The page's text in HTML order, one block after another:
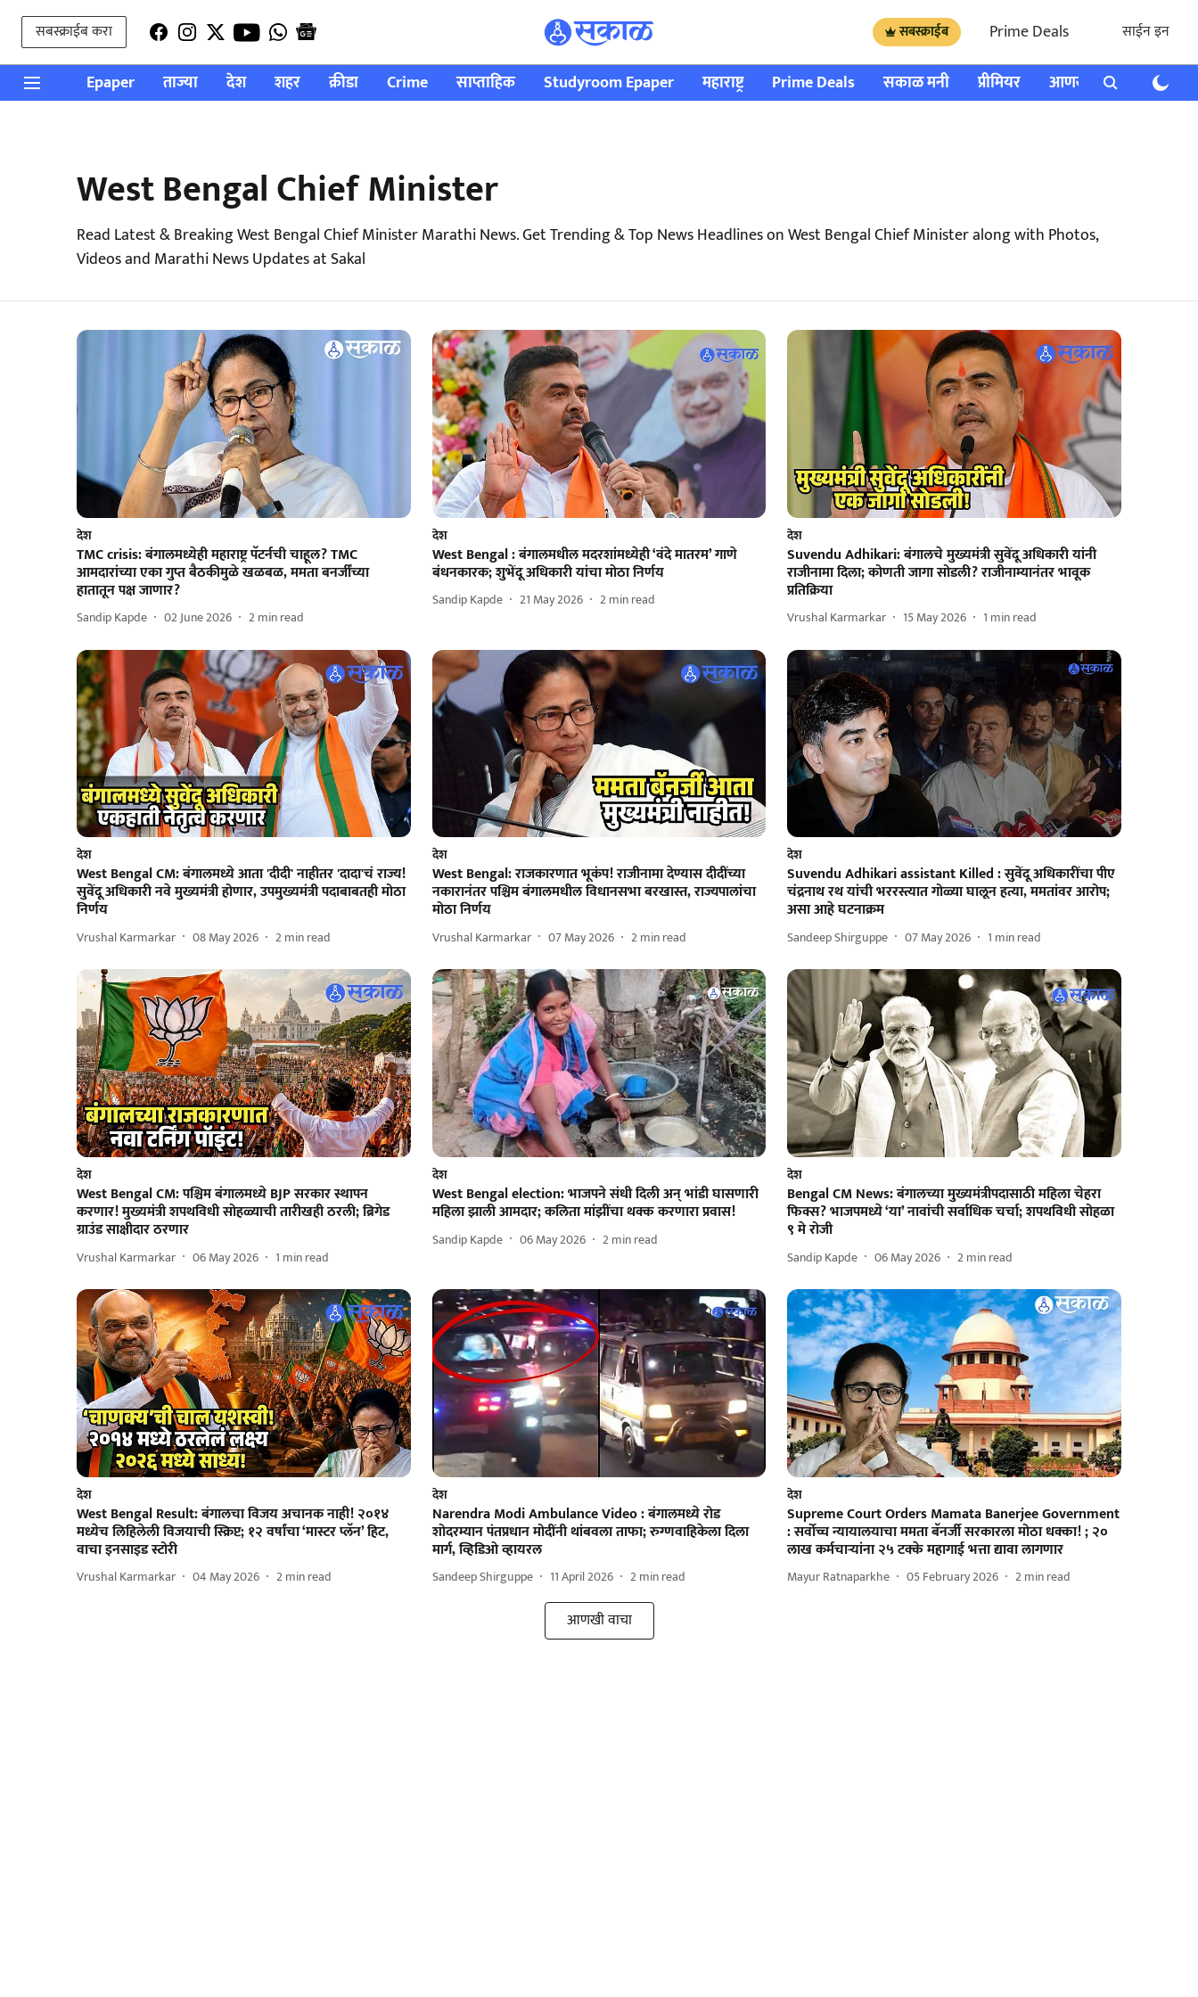
सबस्क्राईब करा सबस्क्राईब Prime Deals साईन इन
Epaper ताज्या देश शहर क्रीडा Crime साप्ताहिक Studyroom Epaper महाराष्ट्र Prime Deals सकाळ मनी प्रीमियर आणखी राशी भविष्य
West Bengal Chief Minister
Read Latest & Breaking West Bengal Chief Minister Marathi News. Get Trending & Top News Headlines on West Bengal Chief Minister along with Photos,
Videos and Marathi News Updates at Sakal
देश
TMC crisis: बंगालमध्येही महाराष्ट्र पॅटर्नची चाहूल? TMC
आमदारांच्या एका गुप्त बैठकीमुळे खळबळ, ममता बनर्जींच्या
हातातून पक्ष जाणार?
Sandip Kapde 02 June 2026 2min read
देश
West Bengal : बंगालमधील मदरशांमध्येही ‘वंदे मातरम’ गाणे
बंधनकारक; शुभेंदू अधिकारी यांचा मोठा निर्णय
Sandip Kapde 21 May 2026 2min read
देश
Suvendu Adhikari: बंगालचे मुख्यमंत्री सुवेंदू अधिकारी यांनी
राजीनामा दिला; कोणती जागा सोडली? राजीनाम्यानंतर भावूक
प्रतिक्रिया
Vrushal Karmarkar 15 May 2026 1 min read
देश
West Bengal CM: बंगालमध्ये आता 'दीदी' नाहीतर 'दादा'चं राज्य!
सुवेंदू अधिकारी नवे मुख्यमंत्री होणार, उपमुख्यमंत्री पदाबाबतही मोठा
निर्णय
Vrushal Karmarkar 08 May 2026 2min read
देश
West Bengal: राजकारणात भूकंप! राजीनामा देण्यास दीदींच्या
नकारानंतर पश्चिम बंगालमधील विधानसभा बरखास्त, राज्यपालांचा
मोठा निर्णय
Vrushal Karmarkar 07 May 2026 2min read
देश
Suvendu Adhikari assistant Killed : सुवेंदू अधिकारींचा पीए
चंद्रनाथ रथ यांची भररस्त्यात गोळ्या घालून हत्या, ममतांवर आरोप;
असा आहे घटनाक्रम
Sandeep Shirguppe 07 May 2026 1 min read
देश
West Bengal CM: पश्चिम बंगालमध्ये BJP सरकार स्थापन
करणार! मुख्यमंत्री शपथविधी सोहळ्याची तारीखही ठरली; ब्रिगेड
ग्राउंड साक्षीदार ठरणार
Vrushal Karmarkar 06 May 2026 1 min read
देश
West Bengal election: भाजपने संधी दिली अन् भांडी घासणारी
महिला झाली आमदार; कलिता मांझींचा थक्क करणारा प्रवास!
Sandip Kapde 06 May 2026 2min read
देश
Bengal CM News: बंगालच्या मुख्यमंत्रीपदासाठी महिला चेहरा
फिक्स? भाजपमध्ये ‘या’ नावांची सर्वाधिक चर्चा; शपथविधी सोहळा
९ मे रोजी
Sandip Kapde 06 May 2026 2min read
देश
West Bengal Result: बंगालचा विजय अचानक नाही! २०१४
मध्येच लिहिलेली विजयाची स्क्रिप्ट; १२ वर्षांचा ‘मास्टर प्लॅन’ हिट,
वाचा इनसाइड स्टोरी
Vrushal Karmarkar 04 May 2026 2min read
देश
Narendra Modi Ambulance Video : बंगालमध्ये रोड
शोदरम्यान पंतप्रधान मोदींनी थांबवला ताफा; रुग्णवाहिकेला दिला
मार्ग, व्हिडिओ व्हायरल
Sandeep Shirguppe 11 April 2026 2min read
देश
Supreme Court Orders Mamata Banerjee Government
: सर्वोच्च न्यायालयाचा ममता बॅनर्जी सरकारला मोठा धक्का! ; २०
लाख कर्मचाऱ्यांना २५ टक्के महागाई भत्ता द्यावा लागणार
Mayur Ratnaparkhe 05 February 2026 2min read
आणखी वाचा